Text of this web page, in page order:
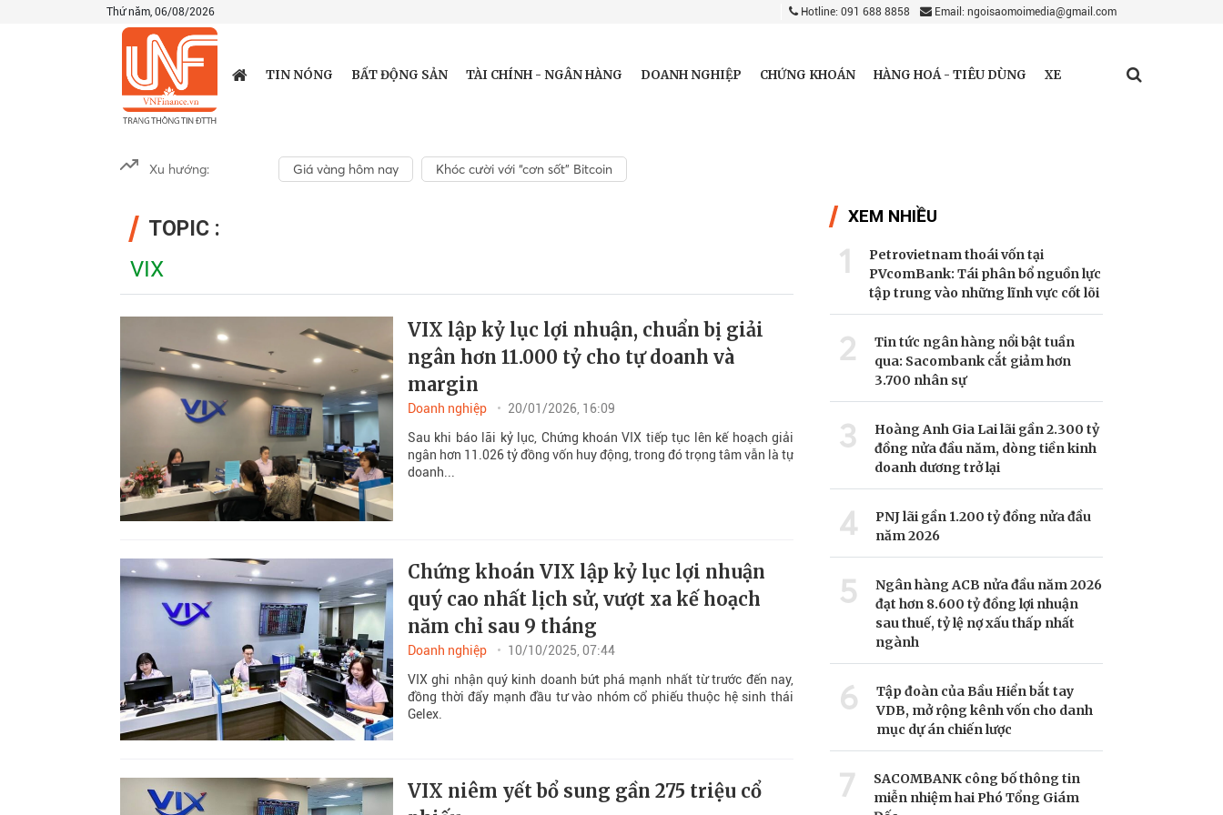
Thứ năm, 06/08/2026 Hotline: 091 688 8858 Email: ngoisaomoimedia@gmail.com
TIN NÓNG BẤT ĐỘNG SẢN TÀI CHÍNH - NGÂN HÀNG DOANH NGHIỆP CHỨNG KHOÁN HÀNG HOÁ - TIÊU DÙNG XE
Xu hướng: Giá vàng hôm nay Khóc cười với “cơn sốt” Bitcoin
TOPIC :
VIX
VIX lập kỷ lục lợi nhuận, chuẩn bị giải
ngân hơn 11.000 tỷ cho tự doanh và
margin
Doanh nghiệp
20/01/2026, 16:09
Sau khi báo lãi kỷ lục, Chứng khoán VIX tiếp tục lên kế hoạch giải
ngân hơn 11.026 tỷ đồng vốn huy động, trong đó trọng tâm vẫn là tự
doanh...
Chứng khoán VIX lập kỷ lục lợi nhuận
quý cao nhất lịch sử, vượt xa kế hoạch
năm chỉ sau 9 tháng
Doanh nghiệp
10/10/2025, 07:44
VIX ghi nhận quý kinh doanh bứt phá mạnh nhất từ trước đến nay,
đồng thời đẩy mạnh đầu tư vào nhóm cổ phiếu thuộc hệ sinh thái
Gelex.
VIX niêm yết bổ sung gần 275 triệu cổ
XEM NHIỀU
1
Petrovietnam thoái vốn tại
PVcomBank: Tái phân bổ nguồn lực
tập trung vào những lĩnh vực cốt lõi
2
Tin tức ngân hàng nổi bật tuần
qua: Sacombank cắt giảm hơn
3.700 nhân sự
3
Hoàng Anh Gia Lai lãi gần 2.300 tỷ
đồng nửa đầu năm, dòng tiền kinh
doanh dương trở lại
4
PNJ lãi gần 1.200 tỷ đồng nửa đầu
năm 2026
5
Ngân hàng ACB nửa đầu năm 2026
đạt hơn 8.600 tỷ đồng lợi nhuận
sau thuế, tỷ lệ nợ xấu thấp nhất
ngành
6
Tập đoàn của Bầu Hiển bắt tay
VDB, mở rộng kênh vốn cho danh
mục dự án chiến lược
7
SACOMBANK công bố thông tin
miễn nhiệm hai Phó Tổng Giám